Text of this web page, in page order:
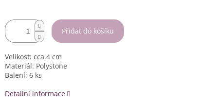
Přidat do košíku
Velikost: cca.4 cm
Materiál: Polystone
Balení: 6 ks
Detailní informace